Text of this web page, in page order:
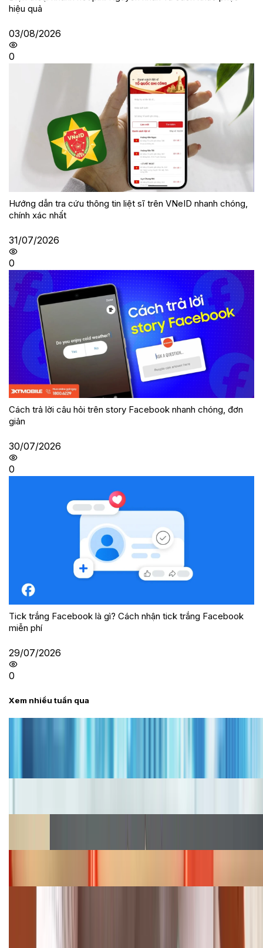
hiệu quả
03/08/2026
0
Hướng dẫn tra cứu thông tin liệt sĩ trên VNeID nhanh chóng,
chính xác nhất
31/07/2026
0
Cách trả lời câu hỏi trên story Facebook nhanh chóng, đơn
giản
30/07/2026
0
Tick trắng Facebook là gì? Cách nhận tick trắng Facebook
miễn phí
29/07/2026
0
Xem nhiều tuần qua